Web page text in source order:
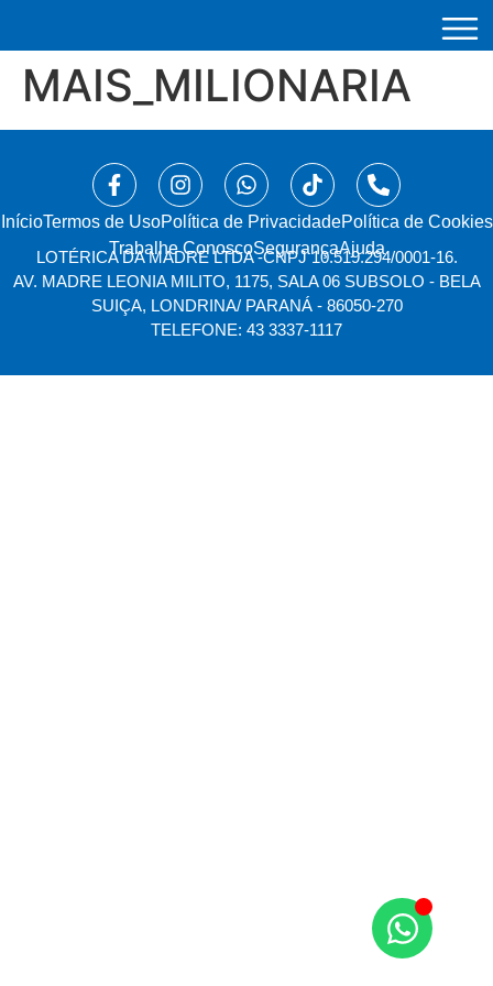
MAIS_MILIONARIA
Início⁠Termos de UsoPolítica de PrivacidadePolítica de Cookies
Trabalhe ConoscoSegurançaAjuda
LOTÉRICA DA MADRE LTDA -CNPJ 10.519.294/0001-16.
AV. MADRE LEONIA MILITO, 1175, SALA 06 SUBSOLO - BELA
SUIÇA, LONDRINA/ PARANÁ - 86050-270
TELEFONE: 43 3337-1117